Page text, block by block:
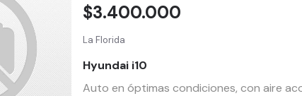
La Florida
Hyundai i10
Auto en óptimas condiciones, con aire
$3.400.000